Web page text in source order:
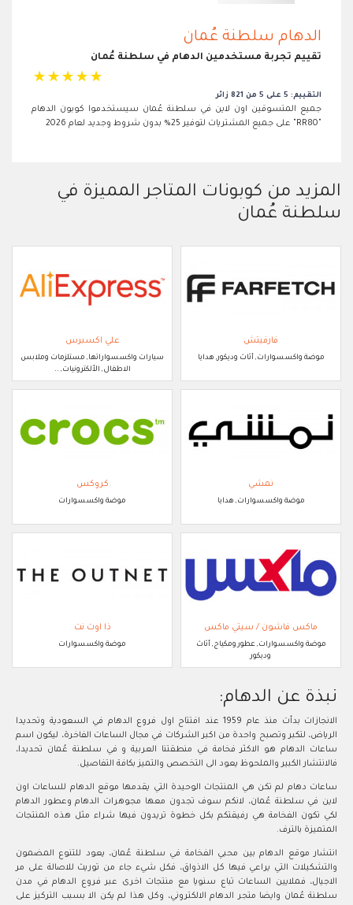
الدهام سلطنة عُمان
تقييم تجربة مستخدمين الدهام في سلطنة عُمان
☆ ☆ ☆ ☆ ☆
التقييم: 5 على 5 من 821 زائر
جميع المتسوقين اون لاين في سلطنة عُمان سيستخدموا كوبون الدهام
"RR80" على جميع المشتريات لتوفير 25% بدون شروط وجديد لعام 2026
المزيد من كوبونات المتاجر المميزة في
سلطنة عُمان
فارفيتش
موضة واكسسوارات, أثاث وديكور, هدايا
علي اكسبرس
سيارات واكسسواراتها, مستلزمات وملابس
الاطفال, الألكترونيات, ..
نمشي
موضة واكسسوارات, هدايا
كروكس
موضة واكسسوارات
ماكس فاشون / سيتي ماكس
موضة واكسسوارات, عطور ومكياج, أثاث
وديكور
ذا اوت نت
موضة واكسسوارات
نبذة عن الدهام:
الانجازات بدأت منذ عام 1959 عند افتتاح اول فروع الدهام في السعودية وتحديدا
الرياض، لتكبر وتصبح واحدة من اكبر الشركات في مجال الساعات الفاخرة، ليكون اسم
ساعات الدهام هو الاكثر فخامة في منطقتنا العربية و في سلطنة عُمان تحديدا،
فالانتشار الكبير والملحوظ يعود الى التخصص والتميز بكافة التفاصيل.
ساعات دهام لم تكن هي المنتجات الوحيدة التي يقدمها موقع الدهام للساعات اون
لاين في سلطنة عُمان، لانكم سوف تجدون معها مجوهرات الدهام وعطور الدهام
لكي تكون الفخامة هي رفيقتكم بكل خطوة تريدون فيها شراء مثل هذه المنتجات
المتميزة بالترف.
انتشار موقع الدهام بين محبي الفخامة في سلطنة عُمان، يعود للتنوع المضمون
والتشكيلات التي يراعي فيها كل الاذواق، فكل شيء جاء من توريث للاصالة على مر
الاجيال، فملايين الساعات تباع سنويا مع منتجات اخرى عبر فروع الدهام في مدن
سلطنة عُمان وايضا متجر الدهام الالكتروني، وكل هذا لم يكن الا بسبب التركيز على